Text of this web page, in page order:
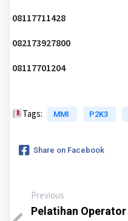
08117711428
082173927800
08117701204
Tags: MMI P2K3
Share on Facebook
Previous
Pelatihan Operator